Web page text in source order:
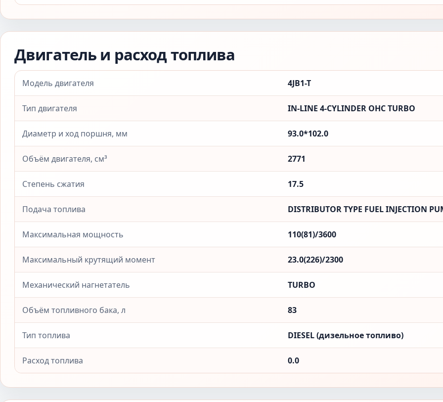
Двигатель и расход топлива
Модель двигателя 4JB1-T
Тип двигателя IN-LINE 4-CYLINDER OHC TURBO
Диаметр и ход поршня, мм 93.0*102.0
Объём двигателя, см³ 2771
Степень сжатия 17.5
Подача топлива DISTRIBUTOR TYPE FUEL INJECTION
Максимальная мощность 110(81)/3600
Максимальный крутящий момент 23.0(226)/2300
Механический нагнетатель TURBO
Объём топливного бака, л 83
Тип топлива DIESEL (дизельное топливо)
Расход топлива 0.0